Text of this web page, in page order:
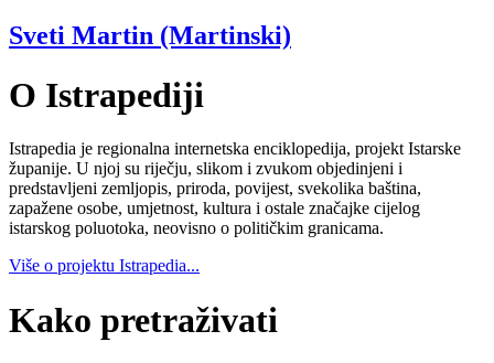
Sveti Martin (Martinski)
O Istrapediji
Istrapedia je regionalna internetska enciklopedija, projekt Istarske
županije. U njoj su riječju, slikom i zvukom objedinjeni i
predstavljeni zemljopis, priroda, povijest, svekolika baština,
zapažene osobe, umjetnost, kultura i ostale značajke cijelog
istarskog poluotoka, neovisno o političkim granicama.
Više o projektu Istrapedia...
Kako pretraživati